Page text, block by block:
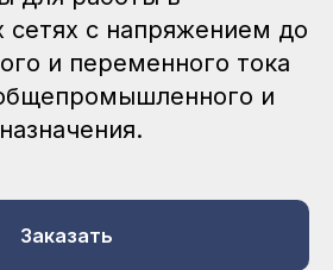
сетях с напряжением до
и переменного тока
и
Заказать